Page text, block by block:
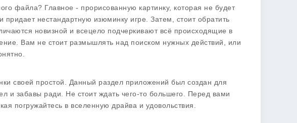
файла? Главное - прорисованную картинку, которая не будет
нестандартную изюминку игре. Затем, стоит обратить
новизной и всецело подчеркивают всё происходящие в
Вам не стоит размышлять над поиском нужных действий, или
своей простой. Данный раздел приложений был создан для
и забавы ради. Не стоит ждать чего-то большего. Перед вами
погружайтесь в вселенную драйва и удовольствия.